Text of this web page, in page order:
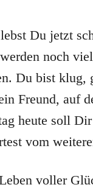
Du jetzt
noch
Du bist klug,
Freund, auf
heute soll Dir
vom
voller